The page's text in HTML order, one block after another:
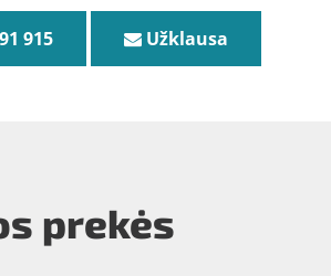
915 Užklausa
prekės